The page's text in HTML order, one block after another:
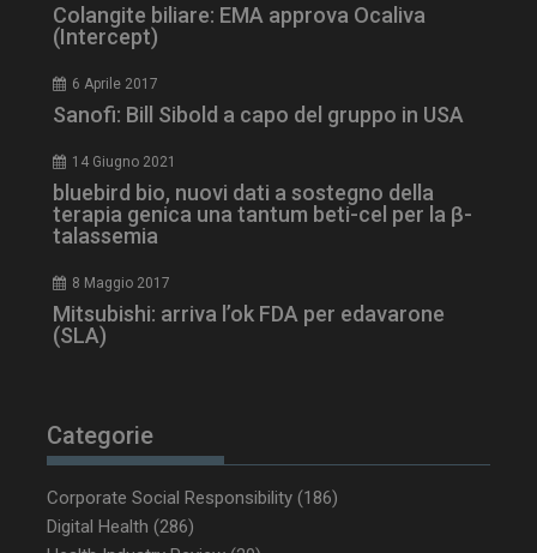
Colangite biliare: EMA approva Ocaliva
(Intercept)
6 Aprile 2017
Sanofi: Bill Sibold a capo del gruppo in USA
14 Giugno 2021
bluebird bio, nuovi dati a sostegno della
terapia genica una tantum beti-cel per la β-
talassemia
8 Maggio 2017
Mitsubishi: arriva l’ok FDA per edavarone
(SLA)
Categorie
Corporate Social Responsibility (186)
Digital Health (286)
ironfish-session-id
ARRAffinity